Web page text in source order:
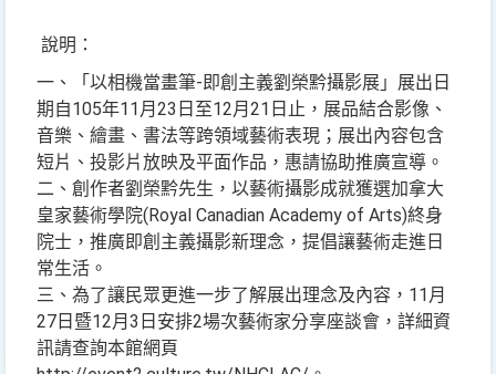
說明：
一、「以相機當畫筆-即創主義劉榮黔攝影展」展出日
期自105年11月23日至12月21日止，展品結合影像、
音樂、繪畫、書法等跨領域藝術表現；展出內容包含
短片、投影片放映及平面作品，惠請協助推廣宣導。
二、創作者劉榮黔先生，以藝術攝影成就獲選加拿大
皇家藝術學院(Royal Canadian Academy of Arts)終身
院士，推廣即創主義攝影新理念，提倡讓藝術走進日
常生活。
三、為了讓民眾更進一步了解展出理念及內容，11月
27日暨12月3日安排2場次藝術家分享座談會，詳細資
訊請查詢本館網頁